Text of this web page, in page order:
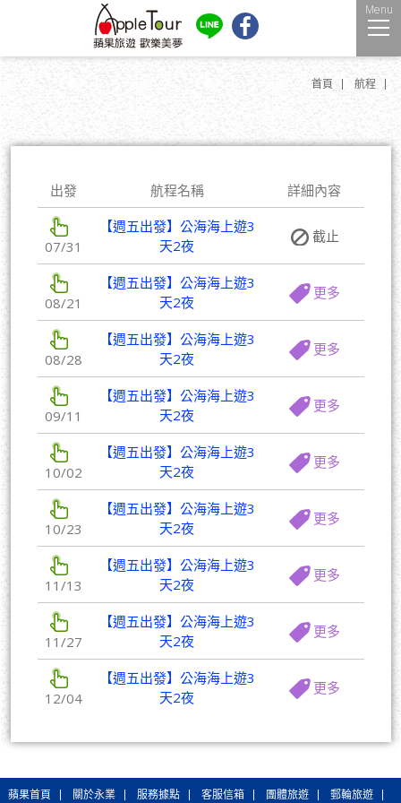
Menu
首頁 航程
出發 航程名稱 詳細內容
07/31
【週五出發】公海海上遊3
天2夜
截止
08/21
【週五出發】公海海上遊3
天2夜
更多
08/28
【週五出發】公海海上遊3
天2夜
更多
09/11
【週五出發】公海海上遊3
天2夜
更多
10/02
【週五出發】公海海上遊3
天2夜
更多
10/23
【週五出發】公海海上遊3
天2夜
更多
11/13
【週五出發】公海海上遊3
天2夜
更多
11/27
【週五出發】公海海上遊3
天2夜
更多
12/04
【週五出發】公海海上遊3
天2夜
更多
蘋果首頁 關於永業 服務據點 客服信箱 團體旅遊 郵輪旅遊